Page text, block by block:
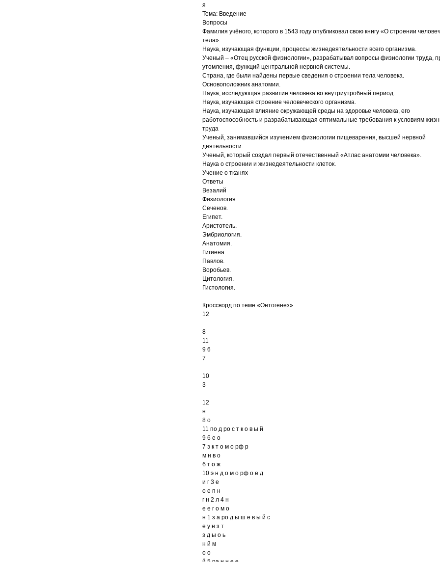
я
Тема: Введение
Вопросы
Фамилия учёного, которого в 1543 году опубликовал свою книгу «О строении
тела».
Наука, изучающая функции, процессы жизнедеятельности всего организма.
Ученый – «Отец русской физиологии», разрабатывал вопросы физиологии труда,
утомления, функций центральной нервной системы.
Страна, где были найдены первые сведения о строении тела человека.
Основоположник анатомии.
Наука, исследующая развитие человека во внутриутробный период.
Наука, изучающая строение человеческого организма.
Наука, изучающая влияние окружающей среды на здоровье человека, его
работоспособность и разрабатывающая оптимальные требования к условиям
труда
Ученый, занимавшийся изучением физиологии пищеварения, высшей нервной
деятельности.
Ученый, который создал первый отечественный «Атлас анатомии человека».
Наука о строении и жизнедеятельности клеток.
Учение о тканях
Ответы
Везалий
Физиология.
Сеченов.
Египет.
Аристотель.
Эмбриология.
Анатомия.
Гигиена.
Павлов.
Воробьев.
Цитология.
Гистология.
Кроссворд по теме «Онтогенез»
12
8
11
9 6
7
10
3
12
н
8 о
11 по д ро с т к о в ы й
9 6 е о
7 э к т о м о рф р
м н в о
б т о ж
10 э н д о м о рф о е д
и г 3 е
о е п н
г н 2 л 4 н
е е г о м о
н 1 з а ро д ы ш е в ы й с
е у н з т
з д ы о ь
н й м
о о